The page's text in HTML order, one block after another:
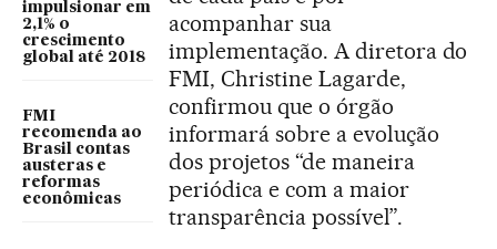
impulsionar em
2,1% o
crescimento
global até 2018
FMI
recomenda ao
Brasil contas
austeras e
reformas
econômicas
acompanhar sua
implementação. A diretora do
FMI, Christine Lagarde,
confirmou que o órgão
informará sobre a evolução
dos projetos “de maneira
periódica e com a maior
transparência possível”.